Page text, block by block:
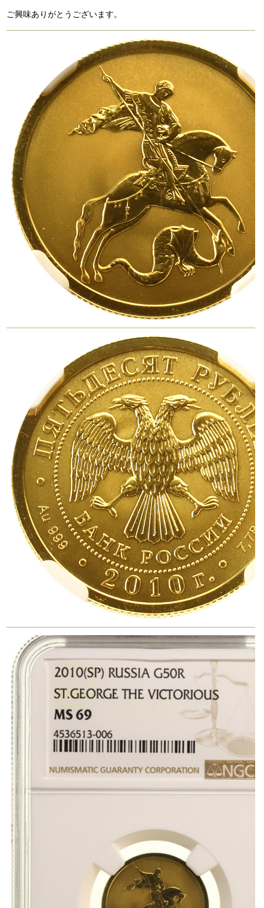
ご興味ありがとうございます。